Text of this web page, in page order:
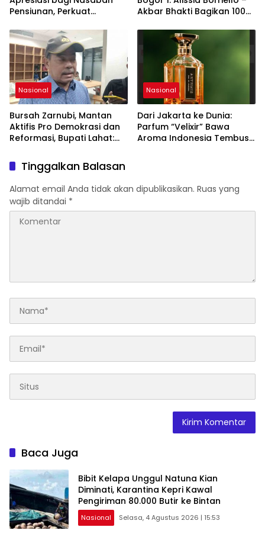
Pensiunan, Perkuat
Akbar Bhakti Bagikan 100
Cibinong
Nasional
Bursah Zarnubi, Mantan
Aktifis Pro Demokrasi dan
Reformasi, Bupati Lahat:
Inspiratif yang Konsisten
Memperjuangkan
Demokrasi, Keadilan, dan
Nilai-nilai Kemanusiaan
melalui Gerakan Sosial
maupun Karya Sastra.
Nasional
Dari Jakarta ke Dunia:
Parfum “Velixir” Bawa
Aroma Indonesia Tembus
Tinggalkan Balasan
Alamat email Anda tidak akan dipublikasikan. Ruas yang
wajib ditandai *
Baca Juga
Bibit Kelapa Unggul Natuna Kian
Diminati, Karantina Kepri Kawal
Pengiriman 80.000 Butir ke Bintan
Nasional Selasa, 4 Agustus 2026 | 15:53